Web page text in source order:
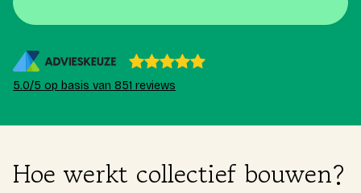
5.0/5 op basis van 851 reviews
Hoe werkt collectief bouwen?